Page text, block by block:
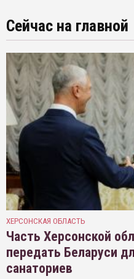
Сейчас на главной
ХЕРСОНСКАЯ ОБЛАСТЬ
Часть Херсонской
передать Беларуси
санаториев